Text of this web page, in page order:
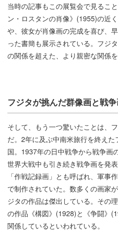
当時の記事もこの展覧会で見るこ
ン・ロスタンの肖像》(1955)の近
や、彼女が肖像画の完成を喜び、
った書簡も展示されている。フジ
の関係を超えた、より親密な関係
フジタが挑んだ群像画と戦
そして、もう一つ驚いたことは、
だ。2年に及ぶ中南米旅行を終え
国。1937年の日中戦争から戦争画
世界大戦中も引き続き戦争画を発
「作戦記録画」とも呼ばれ、軍事
で制作されていた。数多くの画家
ジタの作品は傑出している。その
の作品《構図》(1928)と《争闘》
関係しているといわれている。